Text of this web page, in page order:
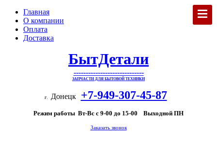
Главная
О компании
Оплата
Доставка
БытДетали
-----------------------------
ЗАПЧАСТИ ДЛЯ БЫТОВОЙ ТЕХНИКИ
г. Донецк +7-949-307-45-87
Режим работы Вт-Вс с 9-00 до 15-00 Выходной ПН
Заказать звонок